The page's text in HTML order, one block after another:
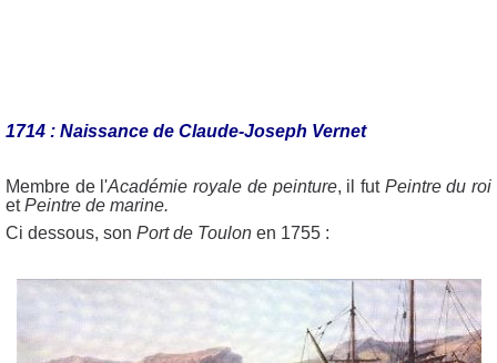
1714 : Naissance de Claude-Joseph Vernet
Membre de l'Académie royale de peinture, il fut Peintre du roi
etPeintre de marine.
Ci dessous, son Port de Toulon en 1755 :